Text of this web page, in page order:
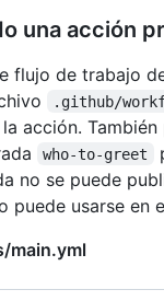
una acción
flujo de trabajo
.github/
acción. También
who-to-greet
no se puede
puede usarse en
main.yml